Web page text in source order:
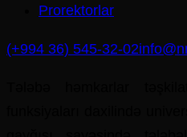
Prorektorlar
(+994 36) 545-32-02